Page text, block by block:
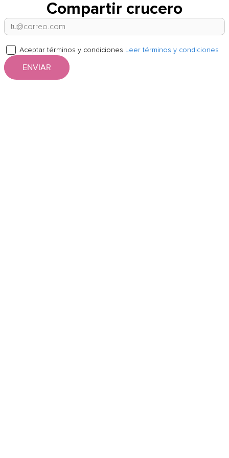
Compartir crucero
Aceptar términos y condiciones Leer términos y condiciones
ENVIAR